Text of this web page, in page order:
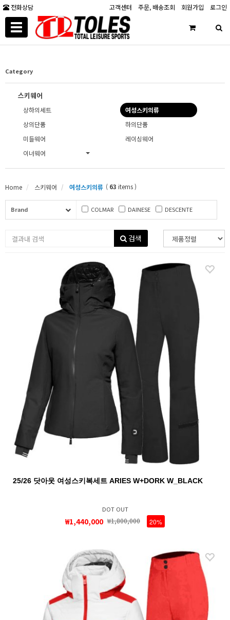
전화상담 로그인
회원가입
주문, 배송조회
고객센터
Toggle
navigation
Category
스키웨어
상하의세트
여성스키의류
상의단품
하의단품
미들웨어
레이싱웨어
이너웨어
상하의세트
상의
하의
Home 스키웨어 여성스키의류 ( 63 items )
Brand COLMAR DAINESE DESCENTE
ROSSIGNOL
검색
25/26 닷아웃 여성스키복세트 ARIES W+DORK W_BLACK
DOT OUT
₩1,440,000 ₩1,800,000 20%